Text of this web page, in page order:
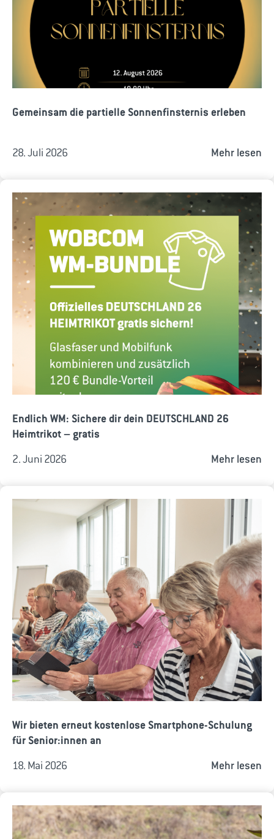
Gemeinsam die partielle Sonnenfinsternis erleben
28. Juli 2026 Mehr lesen
Endlich WM: Sichere dir dein DEUTSCHLAND 26
Heimtrikot – gratis
2. Juni 2026 Mehr lesen
Wir bieten erneut kostenlose Smartphone-Schulung
für Senior:innen an
18. Mai 2026 Mehr lesen